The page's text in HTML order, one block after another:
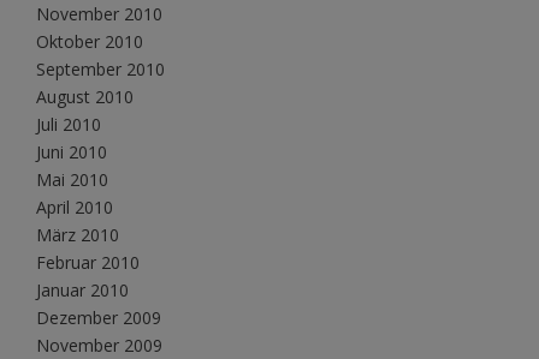
November 2010
Oktober 2010
September 2010
August 2010
Juli 2010
Juni 2010
Mai 2010
April 2010
März 2010
Februar 2010
Januar 2010
Dezember 2009
November 2009